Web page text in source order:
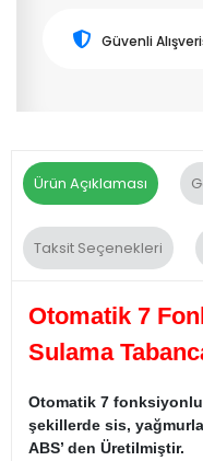
Güvenli
Ürün Açıklaması
Taksit Seçenekleri
Otomatik 7
Sulama
Otomatik 7
şekillerde sis,
ABS’ den Üretilmiştir.